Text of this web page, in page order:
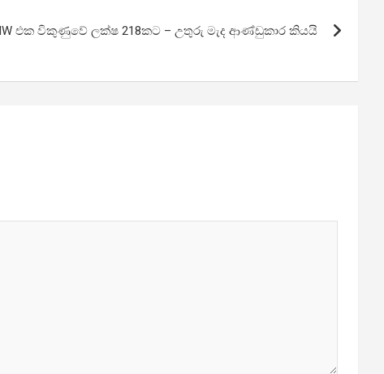
එක විකුණුවේ ලක්ෂ 218කට – උතුරු මැද ආණ්ඩුකාර කියයි